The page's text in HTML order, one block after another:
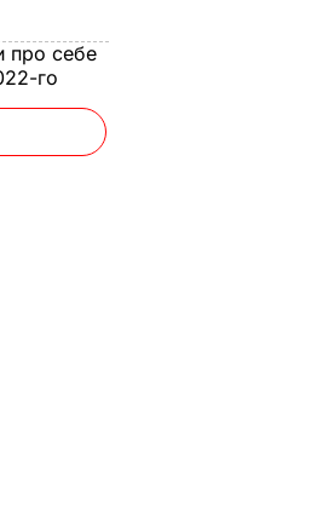
про себе
го